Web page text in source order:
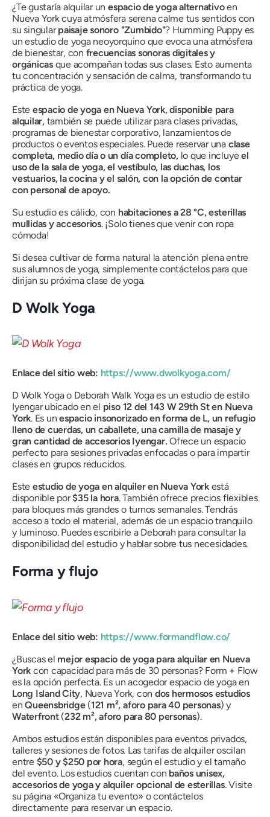
¿Te gustaría alquilar un espacio de yoga alternativoen
Nueva York cuya atmósfera serena calme tus sentidos con
su singularpaisaje sonoro "Zumbido"? Humming Puppy es
un estudio de yoga neoyorquino que evoca una atmósfera
de bienestar, con frecuencias sonoras digitales y
orgánicas que acompañan todas sus clases. Esto aumenta
tu concentración y sensación de calma, transformando tu
práctica de yoga.
Este espacio de yoga en Nueva York, disponible para
alquilar, también se puede utilizar para clases privadas,
programas de bienestar corporativo, lanzamientos de
productos o eventos especiales. Puede reservar una clase
completa, medio día o un día completo, lo que incluyeel
uso de la sala de yoga, el vestíbulo, las duchas, los
vestuarios, la cocina y el salón, con la opción de contar
con personal de apoyo.
Su estudio es cálido, con habitaciones a 28 °C, esterillas
mullidas y accesorios. ¡Solo tienes que venir con ropa
cómoda!
Si desea cultivar de forma natural la atención plena entre
sus alumnos de yoga, simplemente contáctelos para que
dirijan su próxima clase de yoga.
D Wolk Yoga
Enlace del sitio web: https://www.dwolkyoga.com/
D Wolk Yoga o Deborah Walk Yoga es un estudio de estilo
Iyengar ubicado en el piso 12 del 143 W 29th St en Nueva
York. Es unespacio insonorizado en forma de L, un refugio
lleno de cuerdas, un caballete, una camilla de masaje y
gran cantidad de accesorios Iyengar. Ofrece un espacio
perfecto para sesiones privadas enfocadas o para impartir
clases en grupos reducidos.
Este estudio de yoga en alquiler en Nueva York está
disponible por$35 la hora. También ofrece precios flexibles
para bloques más grandes o turnos semanales. Tendrás
acceso a todo el material, además de un espacio tranquilo
y luminoso. Puedes escribirle a Deborah para consultar la
disponibilidad del estudio y hablar sobre tus necesidades.
Forma y flujo
Enlace del sitio web: https://www.formandflow.co/
¿Buscas el mejor espacio de yoga para alquilar en Nueva
York con capacidad para más de 30 personas? Form + Flow
es la opción perfecta. Es un acogedor espacio de yoga en
Long Island City, Nueva York, con dos hermosos estudios
en Queensbridge (121 m², aforo para 40 personas) y
Waterfront (232 m², aforo para 80 personas).
Ambos estudios están disponibles para eventos privados,
talleres y sesiones de fotos. Las tarifas de alquiler oscilan
entre$50 y $250 por hora, según el estudio y el tamaño
del evento. Los estudios cuentan con baños unisex,
accesorios de yoga y alquiler opcional de esterillas. Visite
su página «Organiza tu evento» o contáctelos
directamente para reservar un espacio.